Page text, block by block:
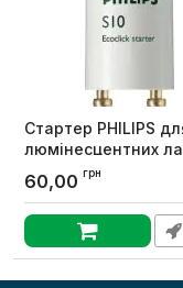
Стартер PHILIPS
люмінесцентних
для одиночної
4-65W SIN 220-
EUR/1000
928392220229
60,00 грн